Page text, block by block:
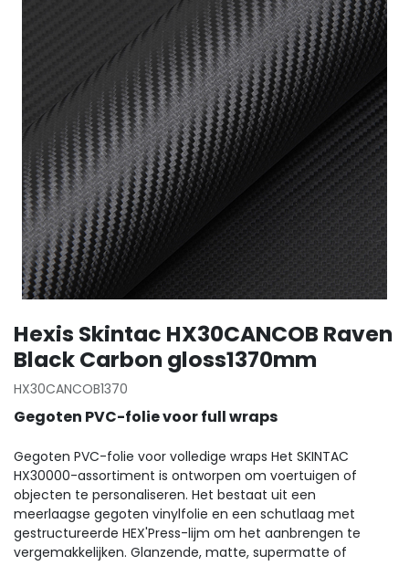
Hexis Skintac HX30CANCOB Raven
Black Carbon gloss1370mm
HX30CANCOB1370
Gegoten PVC-folie voor full wraps
Gegoten PVC-folie voor volledige wraps Het SKINTAC
HX30000-assortiment is ontworpen om voertuigen of
objecten te personaliseren. Het bestaat uit een
meerlaagse gegoten vinylfolie en een schutlaag met
gestructureerde HEX'Press-lijm om het aanbrengen te
vergemakkelijken. Glanzende, matte, supermatte of